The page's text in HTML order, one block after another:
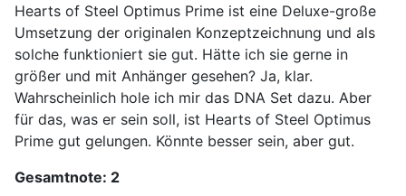
Hearts of Steel Optimus Prime ist eine Deluxe-große
Umsetzung der originalen Konzeptzeichnung und als
solche funktioniert sie gut. Hätte ich sie gerne in
größer und mit Anhänger gesehen? Ja, klar.
Wahrscheinlich hole ich mir das DNA Set dazu. Aber
für das, was er sein soll, ist Hearts of Steel Optimus
Prime gut gelungen. Könnte besser sein, aber gut.
Gesamtnote: 2